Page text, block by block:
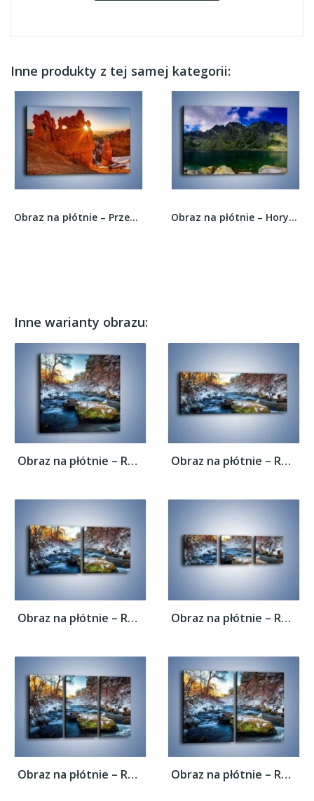
Inne produkty z tej samej kategorii:
Obraz na płótnie – Przez słoneczne okulary –... Obraz na płótnie – Horyzont górskich szczytów –...
Inne warianty obrazu:
Obraz na płótnie – Resztki zimy w... Obraz na płótnie – Resztki zimy w...
Obraz na płótnie – Resztki zimy w... Obraz na płótnie – Resztki zimy w...
Obraz na płótnie – Resztki zimy w... Obraz na płótnie – Resztki zimy w...